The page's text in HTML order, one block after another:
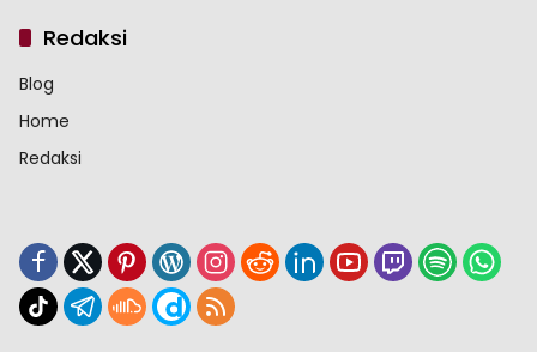
Redaksi
Blog
Home
Redaksi